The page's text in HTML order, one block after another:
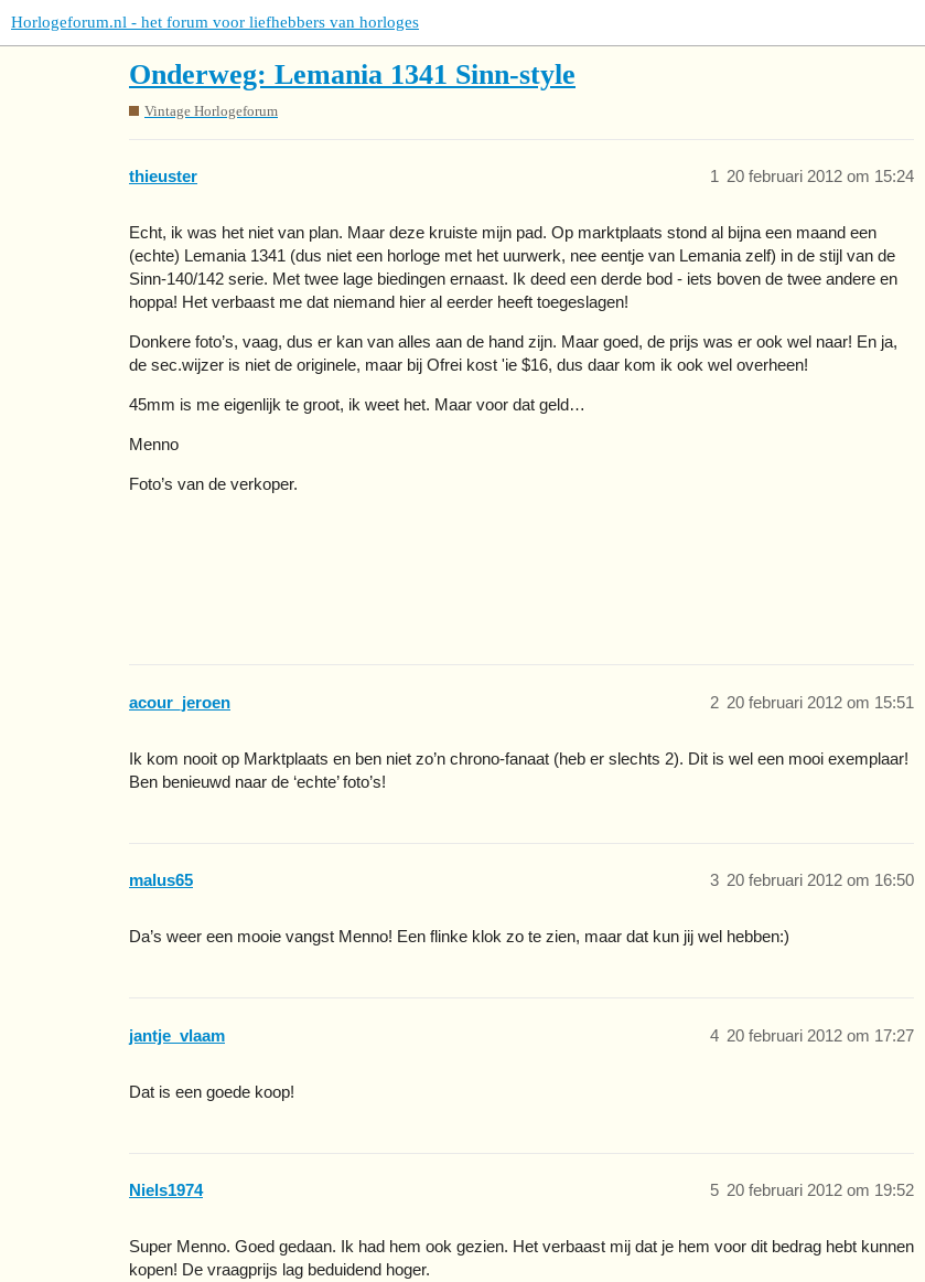
Horlogeforum.nl - het forum voor liefhebbers van horloges
Onderweg: Lemania 1341 Sinn-style
Vintage Horlogeforum
thieuster 20 februari 2012 om 15:24
1
Echt, ik was het niet van plan. Maar deze kruiste mijn pad. Op marktplaats stond al bijna een maand een
(echte) Lemania 1341 (dus niet een horloge met het uurwerk, nee eentje van Lemania zelf) in de stijl van de
Sinn-140/142 serie. Met twee lage biedingen ernaast. Ik deed een derde bod - iets boven de twee andere en
hoppa! Het verbaast me dat niemand hier al eerder heeft toegeslagen!
Donkere foto’s, vaag, dus er kan van alles aan de hand zijn. Maar goed, de prijs was er ook wel naar! En ja,
de sec.wijzer is niet de originele, maar bij Ofrei kost 'ie $16, dus daar kom ik ook wel overheen!
45mm is me eigenlijk te groot, ik weet het. Maar voor dat geld…
Menno
Foto’s van de verkoper.
acour_jeroen 20 februari 2012 om 15:51
2
Ik kom nooit op Marktplaats en ben niet zo’n chrono-fanaat (heb er slechts 2). Dit is wel een mooi exemplaar!
Ben benieuwd naar de ‘echte’ foto’s!
malus65 20 februari 2012 om 16:50
3
Da’s weer een mooie vangst Menno! Een flinke klok zo te zien, maar dat kun jij wel hebben:)
jantje_vlaam 20 februari 2012 om 17:27
4
Dat is een goede koop!
Niels1974 20 februari 2012 om 19:52
5
Super Menno. Goed gedaan. Ik had hem ook gezien. Het verbaast mij dat je hem voor dit bedrag hebt kunnen
kopen! De vraagprijs lag beduidend hoger.